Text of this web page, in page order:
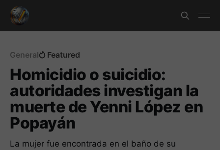
General Featured
Homicidio o suicidio:
autoridades investigan la
muerte de Yenni López en
Popayán
La mujer fue encontrada en el baño de su